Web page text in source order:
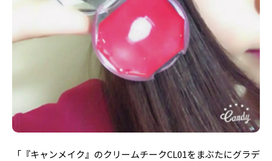
「『キャンメイク』のクリームチークCL01をまぶたにグラデ